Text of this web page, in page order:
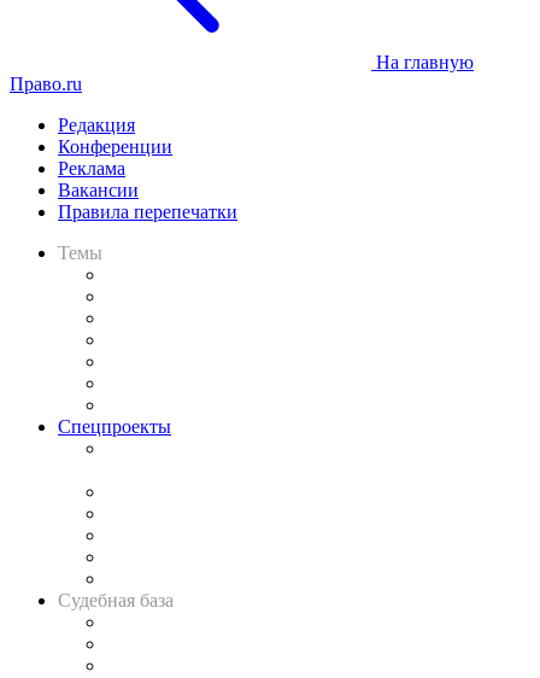
На главную
Право.ru
Редакция
Конференции
Реклама
Вакансии
Правила перепечатки
Темы
Спецпроекты
Судебная база